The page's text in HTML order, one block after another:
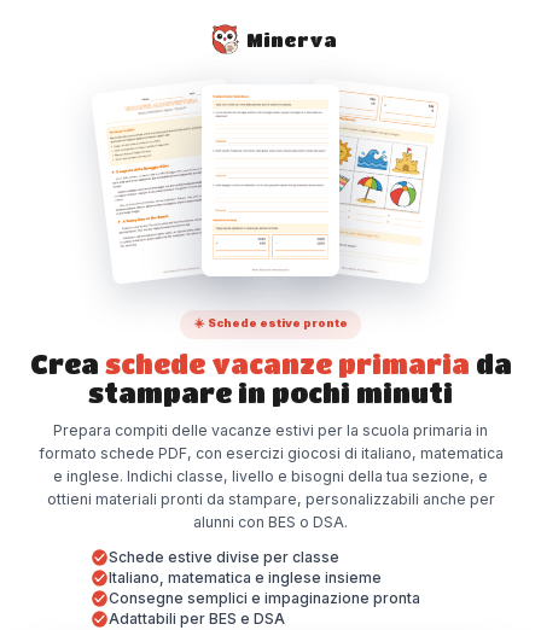
Minerva
☀️ Schede estive pronte
Crea schede vacanze primaria da
stampare in pochi minuti
Prepara compiti delle vacanze estivi per la scuola primaria in
formato schede PDF, con esercizi giocosi di italiano, matematica
e inglese. Indichi classe, livello e bisogni della tua sezione, e
ottieni materiali pronti da stampare, personalizzabili anche per
alunni con BES o DSA.
Schede estive divise per classe
Italiano, matematica e inglese insieme
Consegne semplici e impaginazione pronta
Adattabili per BES e DSA